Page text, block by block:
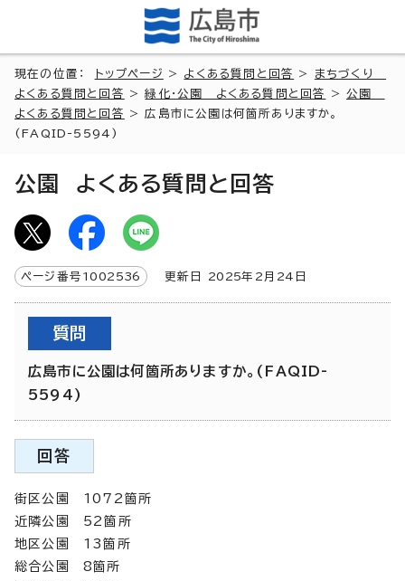
現在の位置： トップページ > よくある質問と回答 > まちづくり
よくある質問と回答
>緑化・公園 よくある質問と回答 >公園
よくある質問と回答
> 広島市に公園は何箇所ありますか。
(FAQID-5594)
公園 よくある質問と回答
ページ番号 1002536 更新日 2025年2月 24 日
質問
広島市に公園は何箇所ありますか。(FAQID-
5594)
回答
街区公園 1072箇所
近隣公園 52箇所
地区公園 13箇所
総合公園 8箇所